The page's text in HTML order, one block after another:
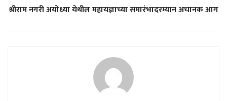
श्रीराम नगरी अयोध्या येथील महायज्ञाच्या समारंभादरम्यान अचानक आग